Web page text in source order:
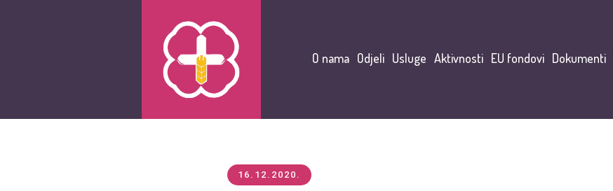
O nama Odjeli Usluge Aktivnosti EU fondovi Dokumenti
16.12.2020.